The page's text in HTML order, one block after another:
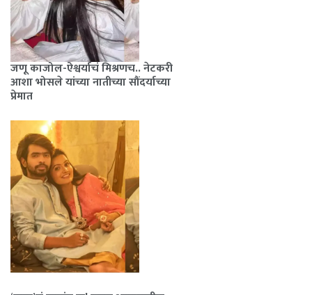
जणू काजोल-ऐश्वर्याचं मिश्रणच.. नेटकरी
आशा भोसले यांच्या नातीच्या सौंदर्याच्या
प्रेमात